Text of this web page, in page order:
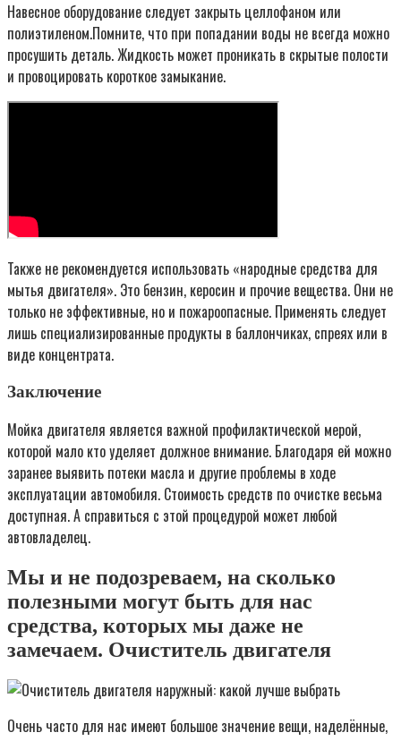
Навесное оборудование следует закрыть целлофаном или
полиэтиленом.Помните, что при попадании воды не всегда можно
просушить деталь. Жидкость может проникать в скрытые полости
и провоцировать короткое замыкание.
Также не рекомендуется использовать «народные средства для
мытья двигателя». Это бензин, керосин и прочие вещества. Они не
только не эффективные, но и пожароопасные. Применять следует
лишь специализированные продукты в баллончиках, спреях или в
виде концентрата.
Заключение
Мойка двигателя является важной профилактической мерой,
которой мало кто уделяет должное внимание. Благодаря ей можно
заранее выявить потеки масла и другие проблемы в ходе
эксплуатации автомобиля. Стоимость средств по очистке весьма
доступная. А справиться с этой процедурой может любой
автовладелец.
Мы и не подозреваем, на сколько
полезными могут быть для нас
средства, которых мы даже не
замечаем. Очиститель двигателя
Очень часто для нас имеют большое значение вещи, наделённые,